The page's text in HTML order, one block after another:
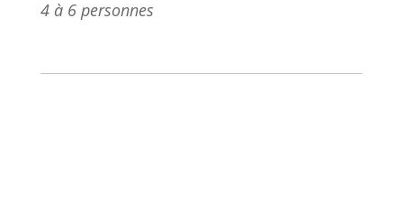
4 à 6 personnes